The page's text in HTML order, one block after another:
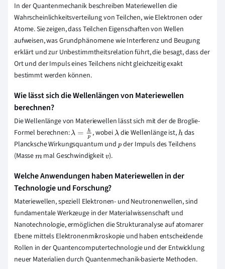
In der Quantenmechanik beschreiben Materiewellen die
Wahrscheinlichkeitsverteilung von Teilchen, wie Elektronen oder
Atome. Sie zeigen, dass Teilchen Eigenschaften von Wellen
aufweisen, was Grundphänomene wie Interferenz und Beugung
erklärt und zur Unbestimmtheitsrelation führt, die besagt, dass der
Ort und der Impuls eines Teilchens nicht gleichzeitig exakt
bestimmt werden können.
Wie lässt sich die Wellenlängen von Materiewellen
berechnen?
Die Wellenlänge von Materiewellen lässt sich mit der de Broglie-
Formel berechnen:λ=hp , wobeiλdie Wellenlänge ist,hdas
Plancksche Wirkungsquantum undpder Impuls des Teilchens
(Massemmal Geschwindigkeitv).
Welche Anwendungen haben Materiewellen in der
Technologie und Forschung?
Materiewellen, speziell Elektronen- und Neutronenwellen, sind
fundamentale Werkzeuge in der Materialwissenschaft und
Nanotechnologie, ermöglichen die Strukturanalyse auf atomarer
Ebene mittels Elektronenmikroskopie und haben entscheidende
Rollen in der Quantencomputertechnologie und der Entwicklung
neuer Materialien durch Quantenmechanik-basierte Methoden.